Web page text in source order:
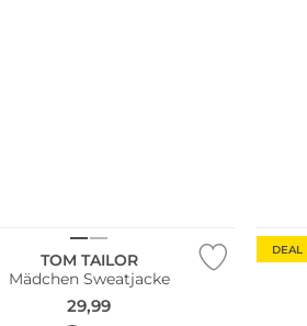
TOM TAILOR
Mädchen Sweatjacke
29,99
DEAL